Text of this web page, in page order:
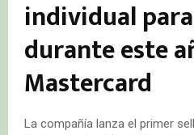
individual
durante este
Mastercard
La compañía lanza el primer